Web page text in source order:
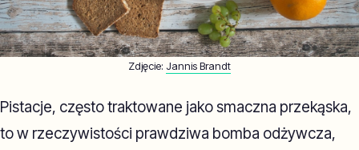
Zdjęcie: Jannis Brandt
Pistacje, często traktowane jako smaczna przekąska,
to w rzeczywistości prawdziwa bomba odżywcza,